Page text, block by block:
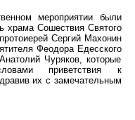
мероприятии были
храма Сошествия Святого
Сергий Махонин
Феодора Едесского
Чуряков, которые
приветствия к
их с замечательным